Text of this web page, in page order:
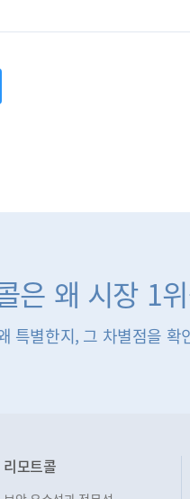
은 왜 시장 1
특별한지, 그 차별점을 확
리모트콜